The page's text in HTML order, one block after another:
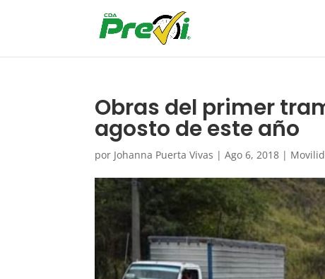
Obras del primer
agosto de este año
por Johanna Puerta Vivas |Ago 6, 2018 |